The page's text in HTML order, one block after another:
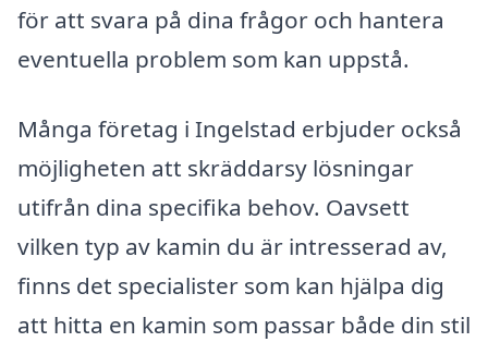
för att svara på dina frågor och hantera
eventuella problem som kan uppstå.
Många företag i Ingelstad erbjuder också
möjligheten att skräddarsy lösningar
utifrån dina specifika behov. Oavsett
vilken typ av kamin du är intresserad av,
finns det specialister som kan hjälpa dig
att hitta en kamin som passar både din stil